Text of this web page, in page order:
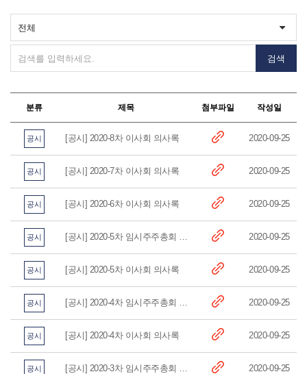
분류 제목 첨부파일 작성일
공시 [공시] 2020-8차 이사회 의사록 2020-09-25
공시 [공시] 2020-7차 이사회 의사록 2020-09-25
공시 [공시] 2020-6차 이사회 의사록 2020-09-25
공시 [공시] 2020-5차 임시주주총회 의사록 2020-09-25
공시 [공시] 2020-5차 이사회 의사록 2020-09-25
공시 [공시] 2020-4차 임시주주총회 의사록 2020-09-25
공시 [공시] 2020-4차 이사회 의사록 2020-09-25
공시 [공시] 2020-3차 임시주주총회 의사록 2020-09-25